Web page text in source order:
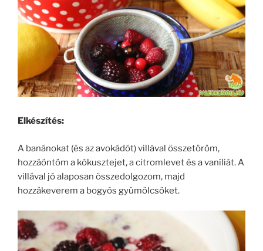
Elkészítés:
A banánokat (és az avokádót) villával összetöröm,
hozzáöntöm a kókusztejet, a citromlevet és a vaníliát. A
villával jó alaposan összedolgozom, majd
hozzákeverem a bogyós gyümölcsöket.